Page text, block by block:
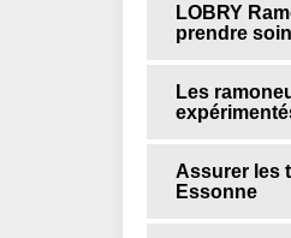
LOBRY
prendre
Les
Assurer les
Essonne